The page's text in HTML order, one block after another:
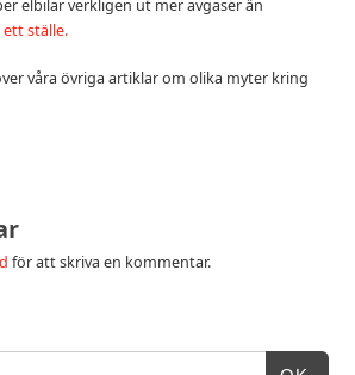
elbilar verkligen ut mer avgaser än
ett ställe.
våra övriga artiklar om olika myter kring
för att skriva en kommentar.